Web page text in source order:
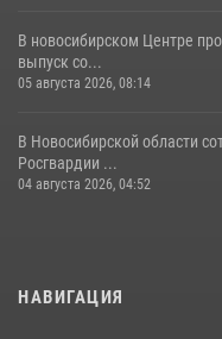
В новосибирском Центре
выпуск со...
05 августа 2026, 08:14
В Новосибирской области
Росгвардии ...
04 августа 2026, 04:52
НАВИГАЦИЯ